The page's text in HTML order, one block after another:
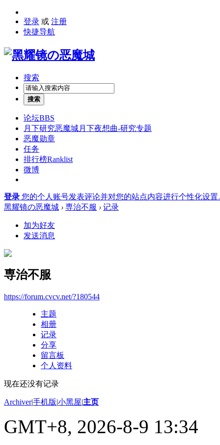
登录 或 注册
快捷导航
搜索
搜索
论坛BBS
月下研究恶魔城月下夜想曲-研究专题
恶魔勋章
任务
排行榜Ranklist
微博
登录 您的个人账号发表评论并对您的站点内容进行个性化设置
黑耀镜の恶魔城 › 専治不服 › 记录
加为好友
发送消息
専治不服
https://forum.cvcv.net/?180544
主题
相册
记录
分享
留言板
个人资料
现在还没有记录
Archiver|手机版|小黑屋|主页
GMT+8, 2026-8-9 13:34